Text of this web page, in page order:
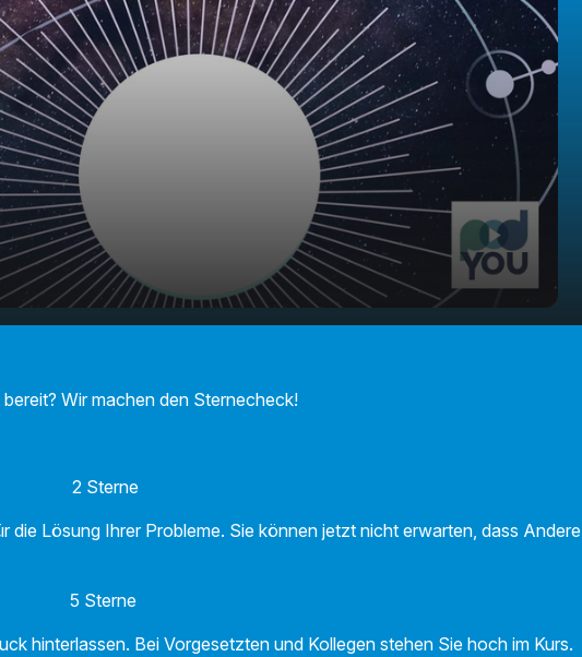
Wir machen den Sternecheck!
die Lösung Ihrer Probleme. Sie können jetzt nicht erwarten, dass Andere
hinterlassen. Bei Vorgesetzten und Kollegen stehen Sie hoch im Kurs.